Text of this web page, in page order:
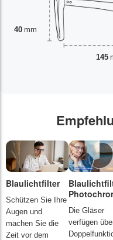
40 mm
145
Blaulichtfilter
Schützen Sie Ihre
Augen und
machen Sie die
Zeit vor dem
Die Gläser
verfügen